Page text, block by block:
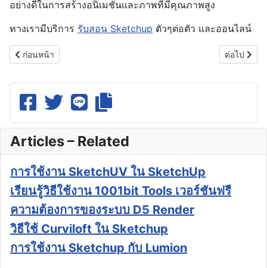
อย่างดีในการสร้างอนิเมชันและภาพที่มีคุณภาพสูง
ทางเรามีบริการ รับสอน Sketchup ตัวๆต่อตัว และออนไลน์
เนื้อหาก่อนหน้า: Vray For Sketchup
ก่อนหน้า เนื้อหาถัดไ
ต่อไป
Articles – Related
การใช้งาน SketchUV ใน SketchUp
เรียนรู้วิธีใช้งาน 1001bit Tools เวอร์ชันฟรี
ความต้องการของระบบ D5 Render
วิธีใช้ Curviloft ใน Sketchup
การใช้งาน Sketchup กับ Lumion